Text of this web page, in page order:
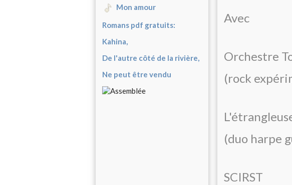
Mon amour
Romans pdf gratuits:
Kahina,
De l'autre côté de la rivière,
Ne peut être vendu
Avec
Orchestre
(rock
(duo harpe
SCIRST